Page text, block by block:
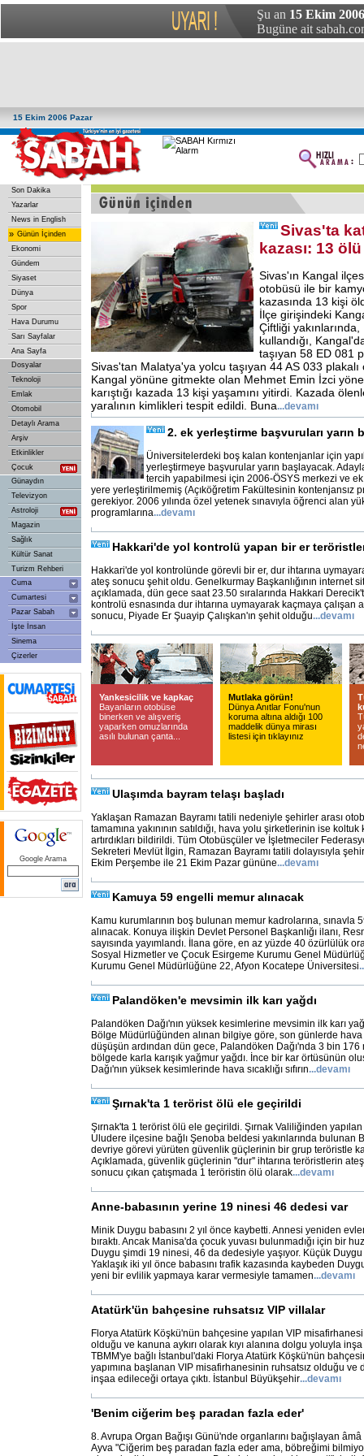
Şu an 15 Ekim
Bugüne ait
15 Ekim 2006 Pazar
Son Dakika
Yazarlar
News in English
» Günün İçinden
Ekonomi
Gündem
Siyaset
Dünya
Spor
Hava Durumu
Sarı Sayfalar
Ana Sayfa
Dosyalar
Teknoloji
Emlak
Otomobil
Detaylı Arama
Arşiv
Etkinlikler
Çocuk
Günaydın
Televizyon
Astroloji
Magazin
Sağlık
Kültür Sanat
Turizm Rehberi
Cuma
Cumartesi
Pazar Sabah
İşte İnsan
Sinema
Çizerler
Google Arama
Sivas'ta
kazası: 13 ölü
Sivas'ın Kangal
otobüsü ile bir
kazasında 13 kişi
İlçe girişindeki
Çiftliği
kullandığı,
taşıyan 58 ED 081
Sivas'tan Malatya'ya yolcu taşıyan 44 AS 033
Kangal yönüne gitmekte olan Mehmet Emin İzci
karıştığı kazada 13 kişi yaşamını yitirdi. Kazada
yaralının kimlikleri tespit edildi. Buna...devamı
2. ek yerleştirme başvuruları yarın
Üniversitelerdeki boş kalan kontenjanlar için
yerleştirmeye başvurular yarın başlayacak.
tercih yapabilmesi için 2006-ÖSYS merkezi ve
yere yerleştirilmemiş (Açıköğretim Fakültesinin kontenjansız
gerekiyor. 2006 yılında özel yetenek sınavıyla öğrenci alan
programlarına...devamı
Hakkari'de yol kontrolü yapan bir er
Hakkari'de yol kontrolünde görevli bir er, dur ihtarına
ateş sonucu şehit oldu. Genelkurmay Başkanlığının internet
açıklamada, dün gece saat 23.50 sıralarında Hakkari
kontrolü esnasında dur ihtarına uymayarak kaçmaya çalışan
sonucu, Piyade Er Şuayip Çalışkan'ın şehit olduğu...devamı
Yankesicilik ve kapkaç
Bayanların otobüse
binerken ve alışveriş
yaparken omuzlarında
asılı bulunan çanta...
Mutlaka görün!
Dünya Anıtlar Fonu'nun
koruma altına aldığı 100
maddelik dünya mirası
listesi için tıklayınız
Ulaşımda bayram telaşı başladı
Yaklaşan Ramazan Bayramı tatili nedeniyle şehirler arası
tamamına yakınının satıldığı, hava yolu şirketlerinin ise
artırdıkları bildirildi. Tüm Otobüsçüler ve İşletmeciler
Sekreteri Mevlüt İlgin, Ramazan Bayramı tatili dolayısıyla
Ekim Perşembe ile 21 Ekim Pazar gününe...devamı
Kamuya 59 engelli memur alınacak
Kamu kurumlarının boş bulunan memur kadrolarına, sınavla
alınacak. Konuya ilişkin Devlet Personel Başkanlığı ilanı,
sayısında yayımlandı. İlana göre, en az yüzde 40 özürlülük
Sosyal Hizmetler ve Çocuk Esirgeme Kurumu Genel
Kurumu Genel Müdürlüğüne 22, Afyon Kocatepe Üniversitesi
Palandöken'e mevsimin ilk karı yağdı
Palandöken Dağı'nın yüksek kesimlerine mevsimin ilk karı
Bölge Müdürlüğünden alınan bilgiye göre, son günlerde hava
düşüşün ardından dün gece, Palandöken Dağı'nda 3 bin
bölgede karla karışık yağmur yağdı. İnce bir kar örtüsünün
Dağı'nın yüksek kesimlerinde hava sıcaklığı sıfırın...devamı
Şırnak'ta 1 terörist ölü ele geçirildi
Şırnak'ta 1 terörist ölü ele geçirildi. Şırnak Valiliğinden yapılan
Uludere ilçesine bağlı Şenoba beldesi yakınlarında bulunan
devriye görevi yürüten güvenlik güçlerinin bir grup teröristle
Açıklamada, güvenlik güçlerinin ''dur'' ihtarına teröristlerin
sonucu çıkan çatışmada 1 teröristin ölü olarak...devamı
Anne-babasının yerine 19 ninesi 46 dedesi var
Minik Duygu babasını 2 yıl önce kaybetti. Annesi yeniden
bıraktı. Ancak Manisa'da çocuk yuvası bulunmadığı için bir
Duygu şimdi 19 ninesi, 46 da dedesiyle yaşıyor. Küçük
Yaklaşık iki yıl önce babasını trafik kazasında kaybeden
yeni bir evlilik yapmaya karar vermesiyle tamamen...devamı
Atatürk'ün bahçesine ruhsatsız VIP villalar
Florya Atatürk Köşkü'nün bahçesine yapılan VIP misafirhanesi
olduğu ve kanuna aykırı olarak kıyı alanına dolgu yoluyla
TBMM'ye bağlı İstanbul'daki Florya Atatürk Köşkü'nün
yapımına başlanan VIP misafirhanesinin ruhsatsız olduğu ve
inşaa edileceği ortaya çıktı. İstanbul Büyükşehir...devamı
'Benim ciğerim beş paradan fazla eder'
8. Avrupa Organ Bağışı Günü'nde organlarını bağışlayan
Ayva "Ciğerim beş paradan fazla eder ama, böbreğimi